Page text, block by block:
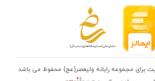
برای مجموعه رایانه ولیعصر(عج) محفوظ می باشد